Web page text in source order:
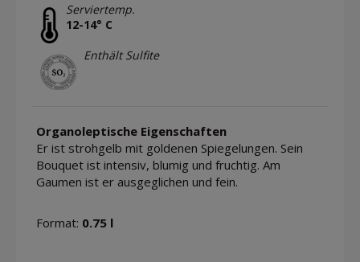
Serviertemp.
12-14° C
Enthält Sulfite
Organoleptische Eigenschaften
Er ist strohgelb mit goldenen Spiegelungen. Sein
Bouquet ist intensiv, blumig und fruchtig. Am
Gaumen ist er ausgeglichen und fein.
Format: 0.75 l